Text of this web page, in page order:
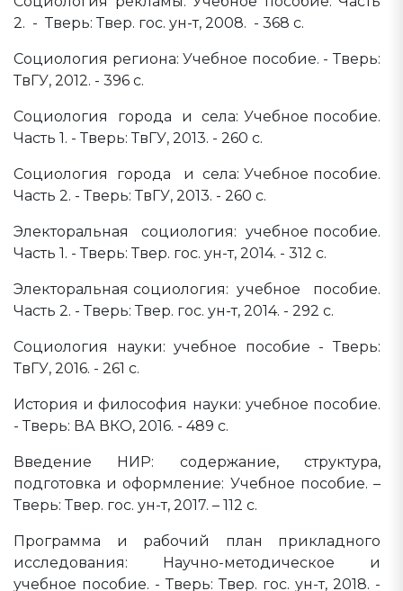
2. - Тверь: Твер. гос. ун-т, 2008. - 368 с.
Социология региона: Учебное пособие. - Тверь:
ТвГУ, 2012. - 396 с.
Социология города и села: Учебное пособие.
Часть 1. - Тверь: ТвГУ, 2013. - 260 с.
Социология города и села: Учебное пособие.
Часть 2. - Тверь: ТвГУ, 2013. - 260 с.
Электоральная социология: учебное пособие.
Часть 1. - Тверь: Твер. гос. ун-т, 2014. - 312 с.
Электоральная социология: учебное пособие.
Часть 2. - Тверь: Твер. гос. ун-т, 2014. - 292 с.
Социология науки: учебное пособие - Тверь:
ТвГУ, 2016. - 261 с.
История и философия науки: учебное пособие.
- Тверь: ВА ВКО, 2016. - 489 с.
Введение НИР: содержание, структура,
подготовка и оформление: Учебное пособие. –
Тверь: Твер. гос. ун-т, 2017. – 112 с.
Программа и рабочий план прикладного
исследования: Научно-методическое и
учебное пособие. - Тверь: Твер. гос. ун-т, 2018. -